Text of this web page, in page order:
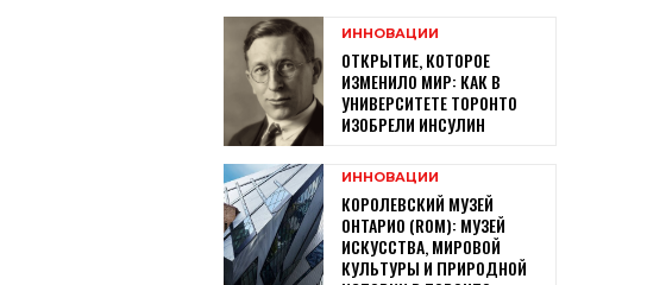
ИННОВАЦИИ
ОТКРЫТИЕ, КОТОРОЕ
ИЗМЕНИЛО МИР: КАК В
УНИВЕРСИТЕТЕ ТОРОНТО
ИЗОБРЕЛИ ИНСУЛИН
ИННОВАЦИИ
КОРОЛЕВСКИЙ МУЗЕЙ
ОНТАРИО (ROM): МУЗЕЙ
ИСКУССТВА, МИРОВОЙ
КУЛЬТУРЫ И ПРИРОДНОЙ